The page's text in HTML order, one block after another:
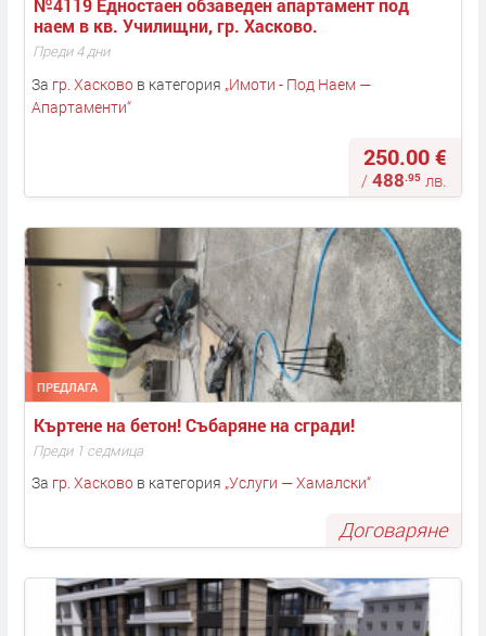
№4119 Едностаен обзаведен апартамент под
наем в кв. Училищни, гр. Хасково.
Преди 4 дни
За гр. Хасковов категория „Имоти - Под Наем —
Апартаменти“
250.00 €
/488.95 лв.
ПРЕДЛАГА
Къртене на бетон! Събаряне на сгради!
Преди 1 седмица
За гр. Хасковов категория „Услуги — Хамалски“
Договаряне